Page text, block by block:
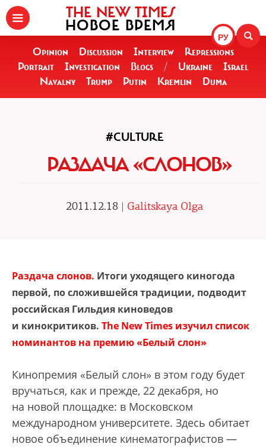
РУ
THE NEW TIMES
НОВОЕ ВРЕМЯ
Opinion Discussion Interview
Repressions
Portrait
Investigation Blogs / Ukraine
Israel
Navalny
Trump Putin Kremlin Duma
#CULTURE
РАЗДАЧА «СЛОНОВ»
2011.12.18 | Galitskaya Olga
Раздача слонов. Итоги уходящего киногода
первой, по сложившейся традиции, подводит
российская Гильдия киноведов
и кинокритиков. The New Times изучил список
номинантов на премию «Белый слон»
Кинопремия «Белый слон» в этом году будет
вручаться, как и прежде, 22 декабря, но
на новой площадке: в Московском
международном университете. Здесь обитает
новое объединение кинематографистов —